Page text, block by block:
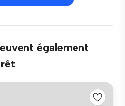
également